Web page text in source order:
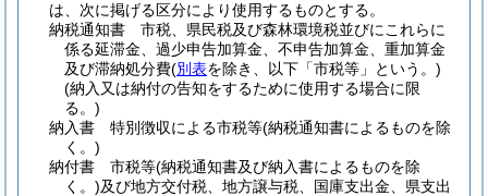
は、次に掲げる区分により使用するものとする。
納税通知書 市税、県民税及び森林環境税並びにこれらに
係る延滞金、過少申告加算金、不申告加算金、重加算金
及び滞納処分費(別表を除き、以下「市税等」という。)
(納入又は納付の告知をするために使用する場合に限
る。)
納入書 特別徴収による市税等(納税通知書によるものを除
く。)
納付書 市税等(納税通知書及び納入書によるものを除
く。)及び地方交付税、地方譲与税、国庫支出金、県支出